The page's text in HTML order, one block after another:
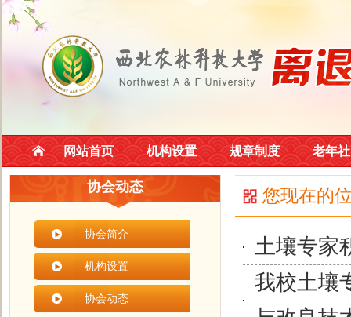
网站首页 机构设置 规章制度 老年
协会动态
协会简介
机构设置
协会动态
您现在的
土壤专家
我校土壤